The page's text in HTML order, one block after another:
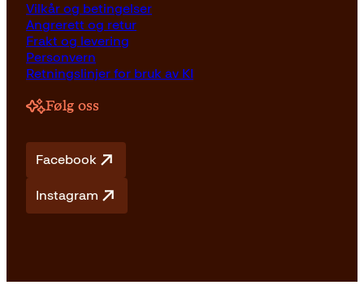
Vilkår og betingelser
Angrerett og retur
Frakt og levering
Personvern
Retningslinjer for bruk av KI
Følg oss
Facebook
Instagram